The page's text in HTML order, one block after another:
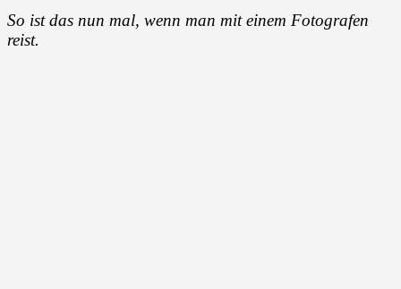
So ist das nun mal, wenn man mit einem Fotografen
reist.